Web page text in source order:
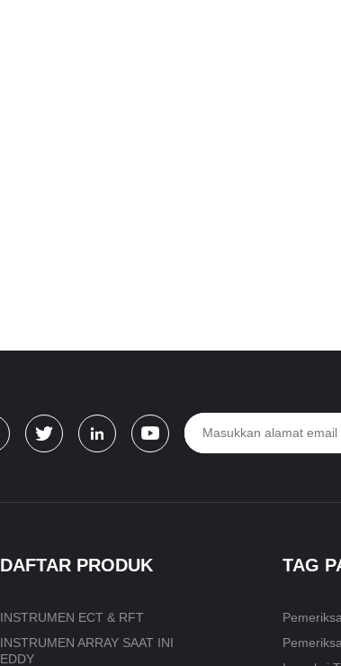
DAFTAR PRODUK
INSTRUMEN ECT & RFT
INSTRUMEN ARRAY SAAT INI
EDDY
TAG